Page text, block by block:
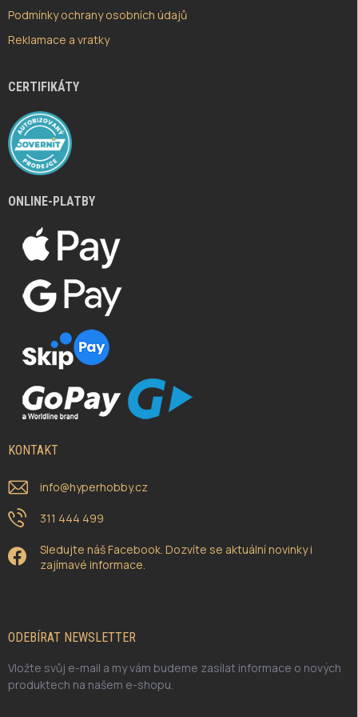
Podmínky ochrany osobních údajů
Reklamace a vratky
CERTIFIKÁTY
ONLINE-PLATBY
KONTAKT
info@hyperhobby.cz
311 444 499
Sledujte náš Facebook. Dozvíte se aktuální novinky i
zajímavé informace.
ODEBÍRAT NEWSLETTER
Vložte svůj e-mail a my vám budeme zasílat informace o nových
produktech na našem e-shopu.